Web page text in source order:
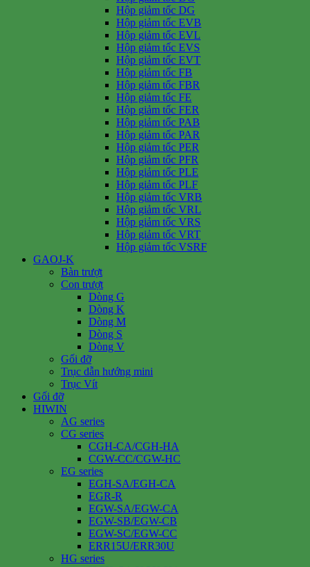
Hộp giảm tốc DG
Hộp giảm tốc EVB
Hộp giảm tốc EVL
Hộp giảm tốc EVS
Hộp giảm tốc EVT
Hộp giảm tốc FB
Hộp giảm tốc FBR
Hộp giảm tốc FE
Hộp giảm tốc FER
Hộp giảm tốc PAB
Hộp giảm tốc PAR
Hộp giảm tốc PER
Hộp giảm tốc PFR
Hộp giảm tốc PLE
Hộp giảm tốc PLF
Hộp giảm tốc VRB
Hộp giảm tốc VRL
Hộp giảm tốc VRS
Hộp giảm tốc VRT
Hộp giảm tốc VSRF
GAOJ-K
Bàn trượt
Con trượt
Dòng G
Dòng K
Dòng M
Dòng S
Dòng V
Gối đỡ
Trục dẫn hướng mini
Trục Vít
Gối đỡ
HIWIN
AG series
CG series
CGH-CA/CGH-HA
CGW-CC/CGW-HC
EG series
EGH-SA/EGH-CA
EGR-R
EGW-SA/EGW-CA
EGW-SB/EGW-CB
EGW-SC/EGW-CC
ERR15U/ERR30U
HG series